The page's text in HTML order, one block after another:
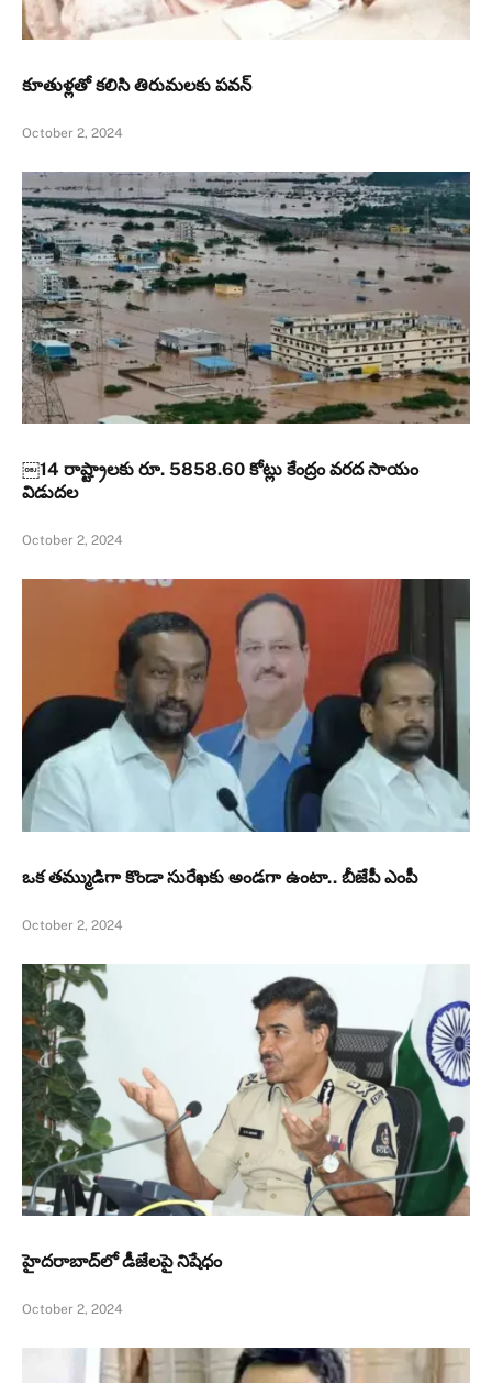
కూతుళ్ల‌తో క‌లిసి తిరుమ‌లకు పవన్‌
October 2, 2024
￼14 రాష్ట్రాలకు రూ. 5858.60 కోట్లు కేంద్రం వరద సాయం
విడుదల
October 2, 2024
ఒక తమ్ముడిగా కొండా సురేఖకు అండగా ఉంటా.. బీజేపీ ఎంపీ
October 2, 2024
హైదరాబాద్‌లో డీజేలపై నిషేధం
October 2, 2024